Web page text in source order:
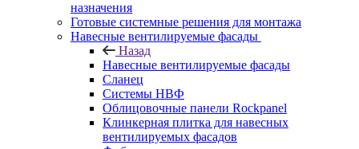
назначения
Готовые системные решения для монтажа
Навесные вентилируемые фасады
Назад
Навесные вентилируемые фасады
Сланец
Системы НВФ
Облицовочные панели Rockpanel
Клинкерная плитка для навесных
вентилируемых фасадов